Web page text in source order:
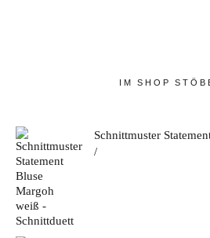
IM SHOP
Schnittmuster